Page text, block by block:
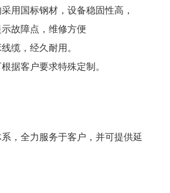
用国标钢材，设备稳固性高，
故障点，维修方便
缆，经久耐用。
据客户要求特殊定制。
，全力服务于客户，并可提供延